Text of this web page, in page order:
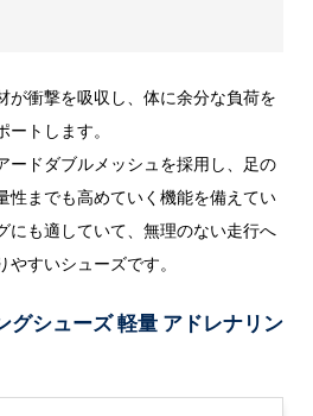
が衝撃を吸収し、体に余分な負荷を
トします。
ードダブルメッシュを採用し、足の
性までも高めていく機能を備えてい
にも適していて、無理のない走行へ
すいシューズです。
グシューズ 軽量 アドレナリン